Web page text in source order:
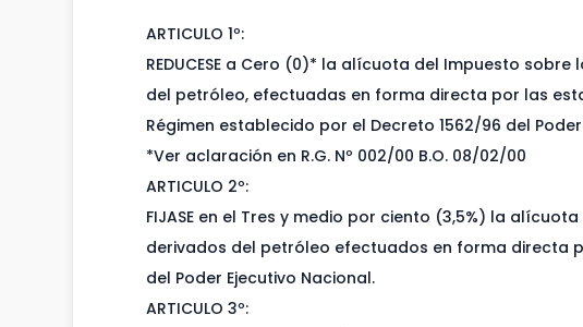
ARTICULO 1º:
REDUCESE a Cero (0)* la alícuota del Impuesto
del petróleo, efectuadas en forma directa por las
Régimen establecido por el Decreto 1562/96 del
*Ver aclaración en R.G. Nº 002/00 B.O. 08/02/00
ARTICULO 2º:
FIJASE en el Tres y medio por ciento (3,5%) la
derivados del petróleo efectuados en forma directa
del Poder Ejecutivo Nacional.
ARTICULO 3º: